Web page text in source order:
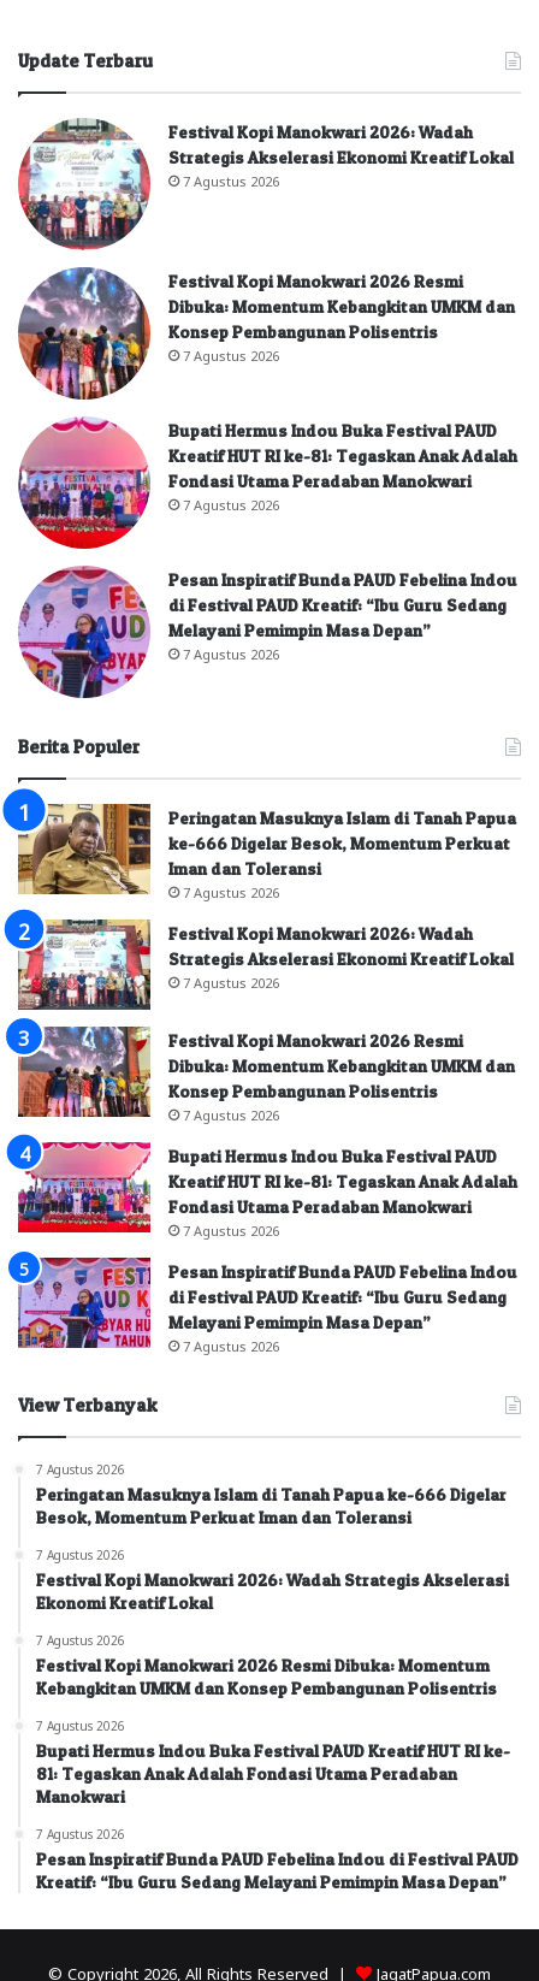
Update Terbaru
Festival Kopi Manokwari 2026: Wadah
Strategis Akselerasi Ekonomi Kreatif Lokal
7 Agustus 2026
Festival Kopi Manokwari 2026 Resmi
Dibuka: Momentum Kebangkitan UMKM dan
Konsep Pembangunan Polisentris
7 Agustus 2026
Bupati Hermus Indou Buka Festival PAUD
Kreatif HUT RI ke-81: Tegaskan Anak Adalah
Fondasi Utama Peradaban Manokwari
7 Agustus 2026
Pesan Inspiratif Bunda PAUD Febelina Indou
di Festival PAUD Kreatif: “Ibu Guru Sedang
Melayani Pemimpin Masa Depan”
7 Agustus 2026
Berita Populer
Peringatan Masuknya Islam di Tanah Papua
ke-666 Digelar Besok, Momentum Perkuat
Iman dan Toleransi
7 Agustus 2026
Festival Kopi Manokwari 2026: Wadah
Strategis Akselerasi Ekonomi Kreatif Lokal
7 Agustus 2026
Festival Kopi Manokwari 2026 Resmi
Dibuka: Momentum Kebangkitan UMKM dan
Konsep Pembangunan Polisentris
7 Agustus 2026
Bupati Hermus Indou Buka Festival PAUD
Kreatif HUT RI ke-81: Tegaskan Anak Adalah
Fondasi Utama Peradaban Manokwari
7 Agustus 2026
Pesan Inspiratif Bunda PAUD Febelina Indou
di Festival PAUD Kreatif: “Ibu Guru Sedang
Melayani Pemimpin Masa Depan”
7 Agustus 2026
View Terbanyak
7 Agustus 2026
Peringatan Masuknya Islam di Tanah Papua ke-666 Digelar
Besok, Momentum Perkuat Iman dan Toleransi
7 Agustus 2026
Festival Kopi Manokwari 2026: Wadah Strategis Akselerasi
Ekonomi Kreatif Lokal
7 Agustus 2026
Festival Kopi Manokwari 2026 Resmi Dibuka: Momentum
Kebangkitan UMKM dan Konsep Pembangunan Polisentris
7 Agustus 2026
Bupati Hermus Indou Buka Festival PAUD Kreatif HUT RI ke-
81: Tegaskan Anak Adalah Fondasi Utama Peradaban
Manokwari
7 Agustus 2026
Pesan Inspiratif Bunda PAUD Febelina Indou di Festival PAUD
Kreatif: “Ibu Guru Sedang Melayani Pemimpin Masa Depan”
© Copyright 2026, All Rights Reserved | JagatPapua.com